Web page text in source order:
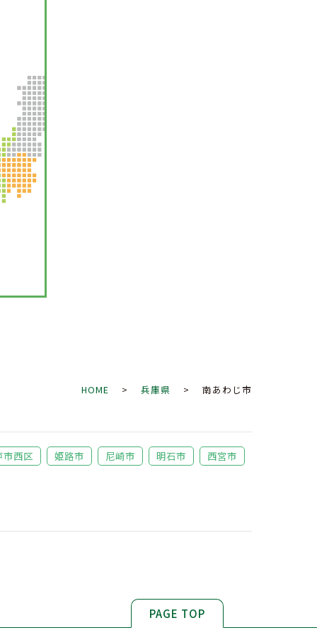
HOME > 兵庫県 > 南あわじ市
市西区 姫路市 尼崎市 明石市 西宮市
PAGE TOP